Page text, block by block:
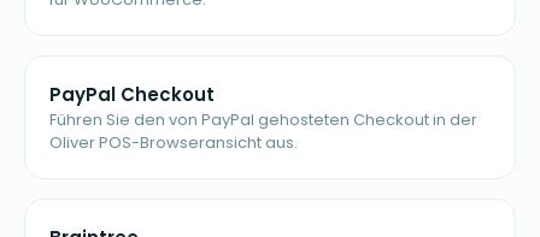
PayPal Checkout
Führen Sie den von PayPal gehosteten Checkout in der
Oliver POS-Browseransicht aus.